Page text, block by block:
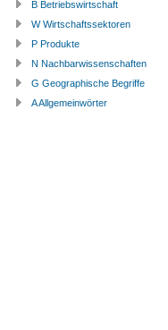
B Betriebswirtschaft
W Wirtschaftssektoren
P Produkte
N Nachbarwissenschaften
G Geographische Begriffe
A Allgemeinwörter